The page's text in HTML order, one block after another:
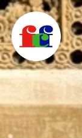
FEDERACIÓ CATALANA
DE FOTOGRAFIA
F
C
F